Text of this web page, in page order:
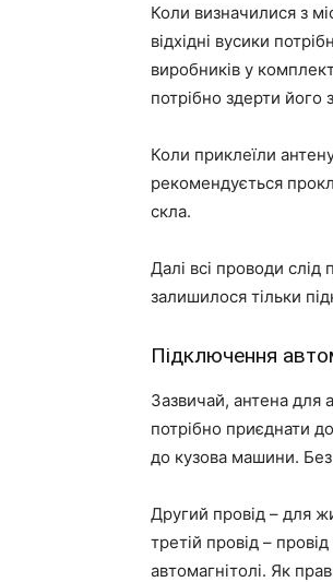
Коли визначилися з
відхідні вусики
виробників у
потрібно здерти
Коли приклеїли
рекомендується
скла.
Далі всі проводи
залишилося тільки
Підключення
Зазвичай, антена для
потрібно приєднати
до кузова машини.
Другий провід – для
третій провід –
автомагнітолі. Як